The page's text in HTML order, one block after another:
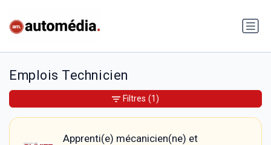
Emplois Technicien
Apprenti(e) mécanicien(ne) et
Filtres (1)